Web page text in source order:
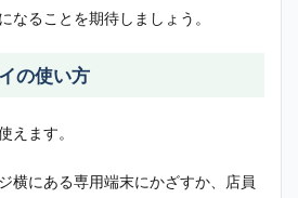
なることを期待しましょう。
の使い方
えます。
横にある専用端末にかざすか、店員